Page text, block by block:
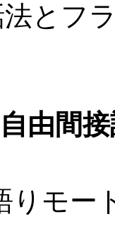
とフ
自由間
モー